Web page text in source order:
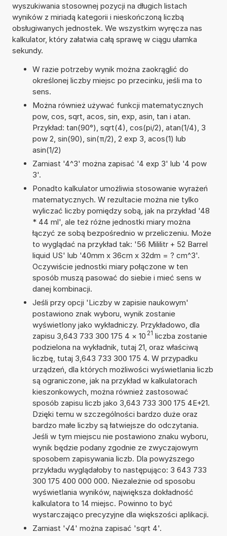
wyszukiwania stosownej pozycji na długich listach
wyników z miriadą kategorii i nieskończoną liczbą
obsługiwanych jednostek. We wszystkim wyręcza nas
kalkulator, który załatwia całą sprawę w ciągu ułamka
sekundy.
W razie potrzeby wynik można zaokrąglić do
określonej liczby miejsc po przecinku, jeśli ma to
sens.
Można również używać funkcji matematycznych
pow, cos, sqrt, acos, sin, exp, asin, tan i atan.
Przykład: tan(90°), sqrt(4), cos(pi/2), atan(1/4), 3
pow 2, sin(90), sin(π/2), 2 exp 3, acos(1) lub
asin(1/2)
Zamiast '4^3' można zapisać '4 exp 3' lub '4 pow
3'.
Ponadto kalkulator umożliwia stosowanie wyrażeń
matematycznych. W rezultacie można nie tylko
wyliczać liczby pomiędzy sobą, jak na przykład '48
* 44 ml', ale też różne jednostki miary można
łączyć ze sobą bezpośrednio w przeliczeniu. Może
to wyglądać na przykład tak: '56 Mililitr + 52 Barrel
liquid US' lub '40mm x 36cm x 32dm = ? cm^3'.
Oczywiście jednostki miary połączone w ten
sposób muszą pasować do siebie i mieć sens w
danej kombinacji.
Jeśli przy opcji 'Liczby w zapisie naukowym'
postawiono znak wyboru, wynik zostanie
wyświetlony jako wykładniczy. Przykładowo, dla
zapisu 3,643 733 300 175 4 × 10 21 liczba zostanie
podzielona na wykładnik, tutaj 21, oraz właściwą
liczbę, tutaj 3,643 733 300 175 4. W przypadku
urządzeń, dla których możliwości wyświetlania liczb
są ograniczone, jak na przykład w kalkulatorach
kieszonkowych, można również zastosować
sposób zapisu liczb jako 3,643 733 300 175 4E+21.
Dzięki temu w szczególności bardzo duże oraz
bardzo małe liczby są łatwiejsze do odczytania.
Jeśli w tym miejscu nie postawiono znaku wyboru,
wynik będzie podany zgodnie ze zwyczajowym
sposobem zapisywania liczb. Dla powyższego
przykładu wyglądałoby to następująco: 3 643 733
300 175 400 000 000. Niezależnie od sposobu
wyświetlania wyników, największa dokładność
kalkulatora to 14 miejsc. Powinno to być
wystarczająco precyzyjne dla większości aplikacji.
Zamiast '√4' można zapisać 'sqrt 4'.